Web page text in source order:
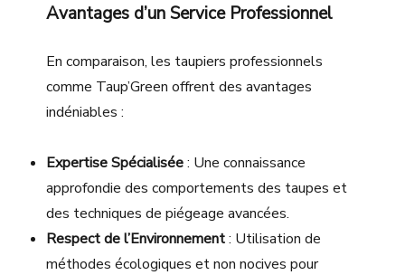
Avantages d’un Service Professionnel
En comparaison, les taupiers professionnels
comme Taup’Green offrent des avantages
indéniables :
Expertise Spécialisée: Une connaissance
approfondie des comportements des taupes et
des techniques de piégeage avancées.
Respect de l’Environnement: Utilisation de
méthodes écologiques et non nocives pour